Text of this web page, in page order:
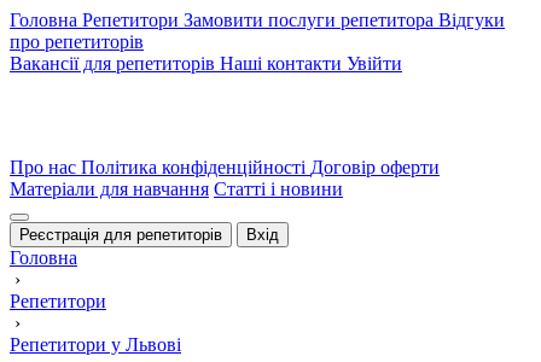
Головна Репетитори Замовити послуги репетитора Відгуки
про репетиторів
Вакансії для репетиторів Наші контакти Увійти
Про нас Політика конфіденційності Договір оферти
Матеріали для навчання Статті і новини
Реєстрація для репетиторів Вхід
Головна
›
Репетитори
›
Репетитори у Львові